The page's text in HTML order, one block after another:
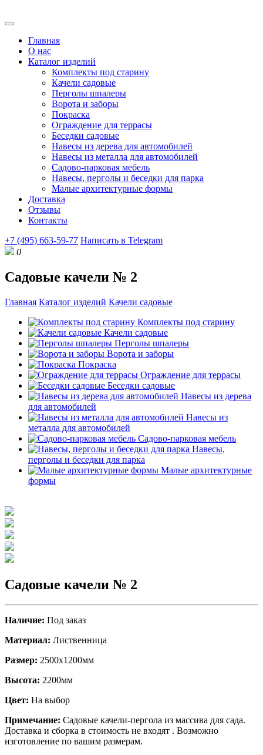
Главная
О нас
Каталог изделий
Комплекты под старину
Качели садовые
Перголы шпалеры
Ворота и заборы
Покраска
Ограждение для террасы
Беседки садовые
Навесы из дерева для автомобилей
Навесы из металла для автомобилей
Садово-парковая мебель
Навесы, перголы и беседки для парка
Малые архитектурные формы
Доставка
Отзывы
Контакты
+7 (495) 663-59-77 Написать в Telegram
0
Садовые качели № 2
Главная Каталог изделий Качели садовые
Комплекты под старину
Качели садовые
Перголы шпалеры
Ворота и заборы
Покраска
Ограждение для террасы
Беседки садовые
Навесы из дерева
для автомобилей
Навесы из
металла для автомобилей
Садово-парковая мебель
Навесы,
перголы и беседки для парка
Малые архитектурные
формы
Садовые качели № 2
Наличие: Под заказ
Материал: Лиственница
Размер: 2500х1200мм
Высота: 2200мм
Цвет: На выбор
Примечание: Садовые качели-пергола из массива для сада.
Доставка и сборка в стоимость не входят . Возможно
изготовление по вашим размерам.